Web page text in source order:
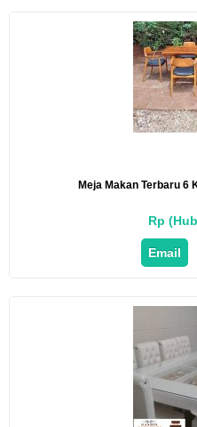
Meja Makan Terbaru 6
Rp
Email